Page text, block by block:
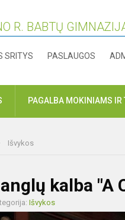
R. BABTŲ
SRITYS PASLAUGOS
PAGALBA MOKINIAMS IR
Išvykos
kalba "A
Išvykos